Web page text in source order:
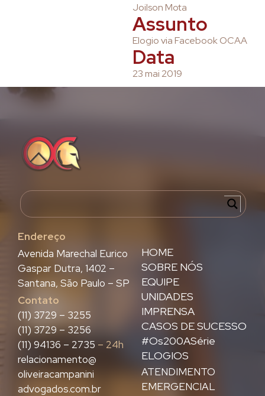
Joilson Mota
Assunto
Elogio via Facebook OCAA
Data
23 mai 2019
Endereço
HOME
SOBRE NÓS
EQUIPE
UNIDADES
IMPRENSA
CASOS DE SUCESSO
#Os200ASérie
ELOGIOS
ATENDIMENTO
EMERGENCIAL
Avenida Marechal Eurico
Gaspar Dutra, 1402 –
Santana, São Paulo – SP
Contato
(11) 3729 – 3255
(11) 3729 – 3256
(11) 94136 – 2735 – 24h
relacionamento@
oliveiracampanini
advogados.com.br